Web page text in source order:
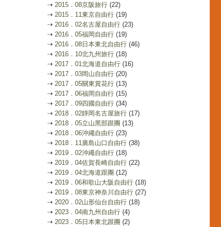
⇢ 2015．08京阪旅行 (22)
⇢ 2015．11東京自由行 (19)
⇢ 2016．02名古屋自由行 (23)
⇢ 2016．05福岡自由行 (19)
⇢ 2016．08日本東北自由行 (46)
⇢ 2016．10北九州旅行 (18)
⇢ 2017．01北海道自由行 (16)
⇢ 2017．03岡山自由行 (20)
⇢ 2017．05關東賞花行 (13)
⇢ 2017．06福岡自由行 (15)
⇢ 2017．09四國自由行 (34)
⇢ 2018．02靜岡名古屋旅行 (17)
⇢ 2018．05立山黑部跟團 (13)
⇢ 2018．06沖繩自由行 (23)
⇢ 2018．11廣島山口自由行 (38)
⇢ 2019．02沖繩自由行 (18)
⇢ 2019．04佐賀長崎自由行 (22)
⇢ 2019．04北海道跟團 (12)
⇢ 2019．06和歌山大阪自由行 (18)
⇢ 2019．08東京神奈川自由行 (27)
⇢ 2020．02山形仙台自由行 (18)
⇢ 2023．04南九州自由行 (4)
⇢ 2023．05日本東北跟團 (2)